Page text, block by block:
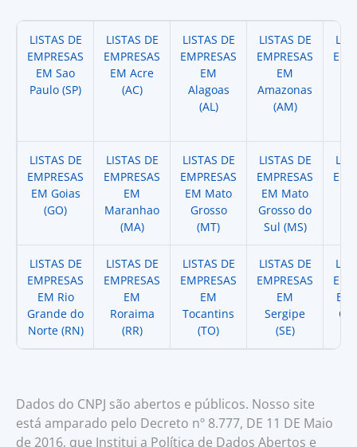
LISTAS DE
EMPRESAS
EM Sao
Paulo (SP)
LISTAS DE
EMPRESAS
EM Acre
(AC)
LISTAS DE
EMPRESAS
EM
Alagoas
(AL)
LISTAS DE
EMPRESAS
EM
Amazonas
(AM)
LISTAS DE
EMPRESAS
EM Goias
(GO)
LISTAS DE
EMPRESAS
EM
Maranhao
(MA)
LISTAS DE
EMPRESAS
EM Mato
Grosso
(MT)
LISTAS DE
EMPRESAS
EM Mato
Grosso do
Sul (MS)
LISTAS DE
EMPRESAS
EM Rio
Grande do
Norte (RN)
LISTAS DE
EMPRESAS
EM
Roraima
(RR)
LISTAS DE
EMPRESAS
EM
Tocantins
(TO)
LISTAS DE
EMPRESAS
EM
Sergipe
(SE)
EM
Dados do CNPJ são abertos e públicos. Nosso site
está amparado pelo Decreto nº 8.777, DE 11 DE Maio
de 2016, que Institui a Política de Dados Abertos e